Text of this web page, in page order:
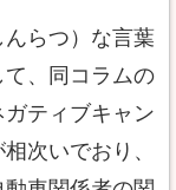
らつ）な言葉
、同コラムの
ティブキャン
次いでおり、